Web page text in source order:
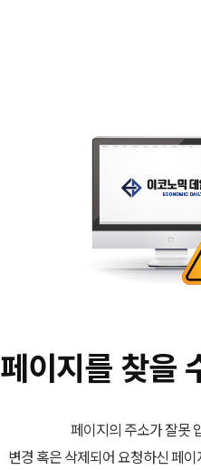
페이지를 찾을
페이지의 주소가 잘못
변경 혹은 삭제되어 요청하신 페